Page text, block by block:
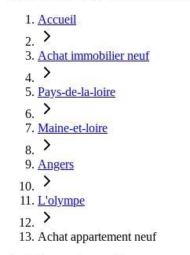
Accueil
Achat immobilier neuf
Pays-de-la-loire
Maine-et-loire
Angers
L'olympe
Achat appartement neuf